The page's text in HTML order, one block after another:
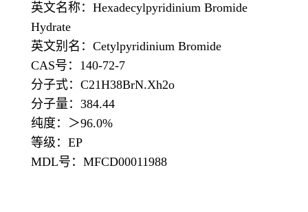
英文名称：Hexadecylpyridinium Bromide
Hydrate
英文别名：Cetylpyridinium Bromide
CAS号：140-72-7
分子式：C21H38BrN.Xh2o
分子量：384.44
纯度：＞96.0%
等级：EP
MDL号：MFCD00011988